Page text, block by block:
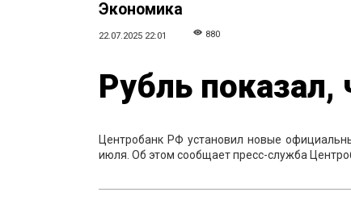
Экономика
22.07.2025 22:01 880
Рубль
Центробанк РФ установил новые
июля. Об этом сообщает пресс-служба